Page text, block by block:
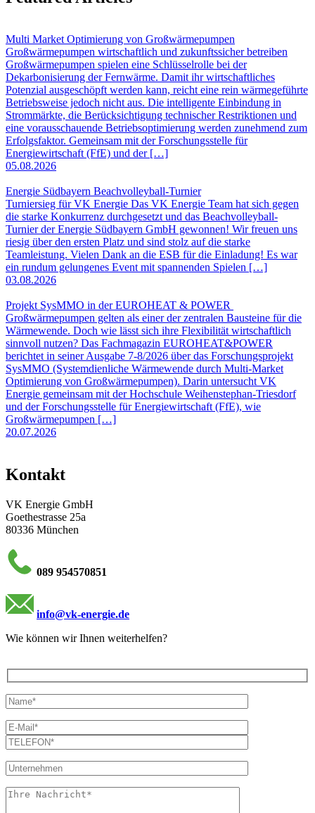
Multi Market Optimierung von Großwärmepumpen
Großwärmepumpen wirtschaftlich und zukunftssicher betreiben
Großwärmepumpen spielen eine Schlüsselrolle bei der
Dekarbonisierung der Fernwärme. Damit ihr wirtschaftliches
Potenzial ausgeschöpft werden kann, reicht eine rein wärmegeführte
Betriebsweise jedoch nicht aus. Die intelligente Einbindung in
Strommärkte, die Berücksichtigung technischer Restriktionen und
eine vorausschauende Betriebsoptimierung werden zunehmend zum
Erfolgsfaktor. Gemeinsam mit der Forschungsstelle für
Energiewirtschaft (FfE) und der […]
05.08.2026
Energie Südbayern Beachvolleyball-Turnier
Turniersieg für VK Energie Das VK Energie Team hat sich gegen
die starke Konkurrenz durchgesetzt und das Beachvolleyball-
Turnier der Energie Südbayern GmbH gewonnen! Wir freuen uns
riesig über den ersten Platz und sind stolz auf die starke
Teamleistung. Vielen Dank an die ESB für die Einladung! Es war
ein rundum gelungenes Event mit spannenden Spielen […]
03.08.2026
Projekt SysMMO in der EUROHEAT & POWER
Großwärmepumpen gelten als einer der zentralen Bausteine für die
Wärmewende. Doch wie lässt sich ihre Flexibilität wirtschaftlich
sinnvoll nutzen? Das Fachmagazin EUROHEAT&POWER
berichtet in seiner Ausgabe 7-8/2026 über das Forschungsprojekt
SysMMO (Systemdienliche Wärmewende durch Multi-Market
Optimierung von Großwärmepumpen). Darin untersucht VK
Energie gemeinsam mit der Hochschule Weihenstephan-Triesdorf
und der Forschungsstelle für Energiewirtschaft (FfE), wie
Großwärmepumpen […]
20.07.2026
Kontakt
VK Energie GmbH
Goethestrasse 25a
80336 München
089 954570851
info@vk-energie.de
Wie können wir Ihnen weiterhelfen?